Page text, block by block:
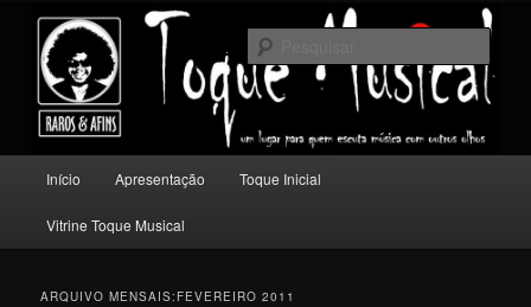
conteúdo
principal
conteúdo
secundário
Toque Musical
Um lugar para quem escuta música com outros olhos.
principal
Início Apresentação Toque Inicial
Vitrine Toque Musical
ARQUIVO MENSAIS: FEVEREIRO 2011